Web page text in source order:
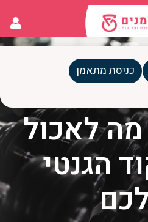
כניסת מתאמן
סוג דם:
לאכול
הגנטי